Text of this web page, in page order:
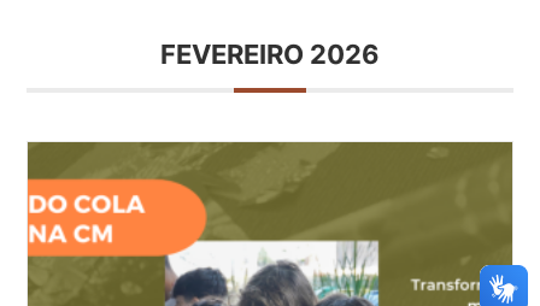
FEVEREIRO 2026